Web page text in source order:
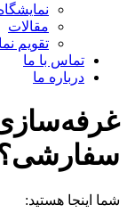
مقالات
تقویم
تماس با ما
درباره ما
شما اینجا هستید: